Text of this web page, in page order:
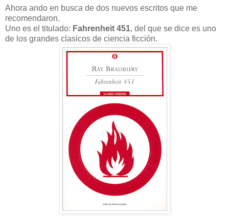
Ahora ando en busca de dos nuevos escritos que me
recomendaron.
Uno es el titulado: Fahrenheit 451, del que se dice es uno
de los grandes clasicos de ciencia ficción.